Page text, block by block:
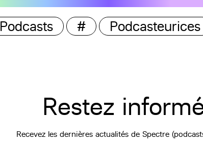
Podcasts # Podcasteurices
Restez
Recevez les dernières actualités de Spectre